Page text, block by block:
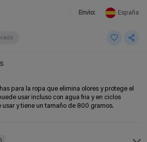
Envio: España
para la ropa que elimina olores y protege el
usar incluso con agua fria y en ciclos
usar y tiene un tamaño de 800 gramos.